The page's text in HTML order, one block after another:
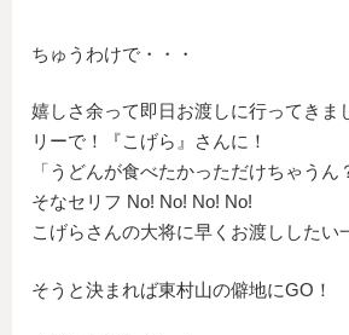
ちゅうわけで・・・
嬉しさ余って即日お渡しに行ってきま
リーで！『こげら』さんに！
「うどんが食べたかっただけちゃうん
そなセリフ No! No! No! No!
こげらさんの大将に早くお渡ししたい
そうと決まれば東村山の僻地にGO！